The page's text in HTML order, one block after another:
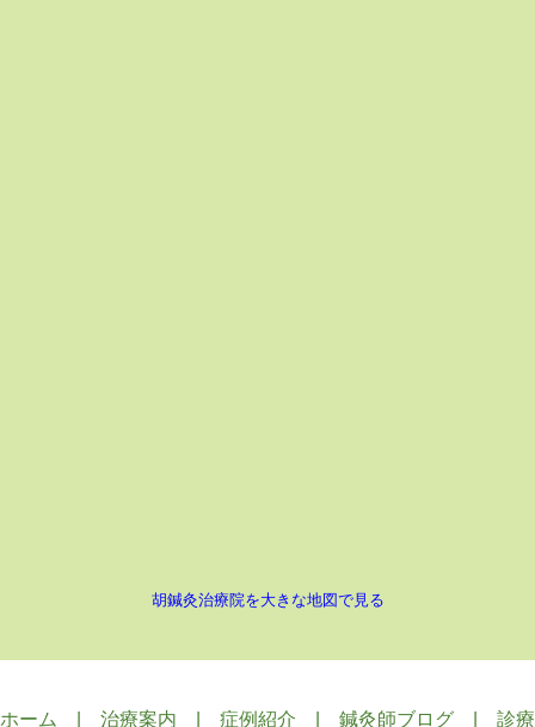
胡鍼灸治療院を大きな地図で見る
ホーム 治療案内 症例紹介 鍼灸師ブログ 診療